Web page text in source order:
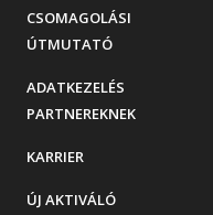
CSOMAGOLÁSI
ÚTMUTATÓ
ADATKEZELÉS
PARTNEREKNEK
KARRIER
ÚJ AKTIVÁLÓ